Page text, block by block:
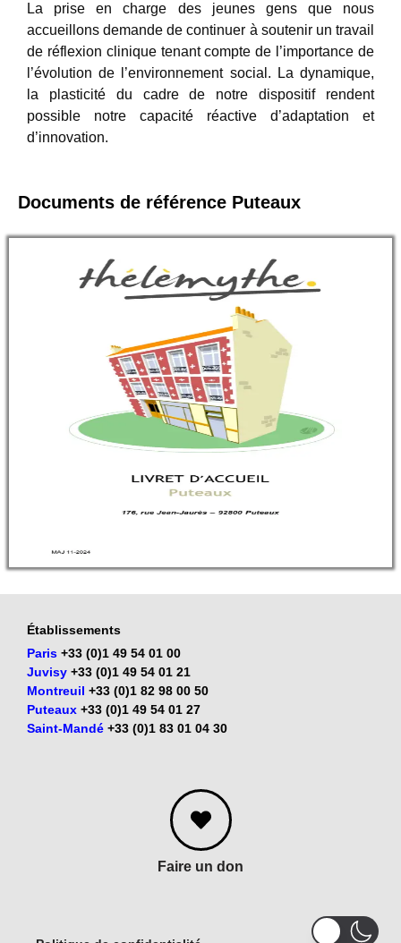
La prise en charge des jeunes gens que nous
accueillons demande de continuer à soutenir un travail
de réflexion clinique tenant compte de l’importance de
l’évolution de l’environnement social. La dynamique,
la plasticité du cadre de notre dispositif rendent
possible notre capacité réactive d’adaptation et
d’innovation.
Documents de référence Puteaux
Établissements
Paris +33 (0)1 49 54 01 00
Juvisy +33 (0)1 49 54 01 21
Montreuil +33 (0)1 82 98 00 50
Puteaux +33 (0)1 49 54 01 27
Saint-Mandé +33 (0)1 83 01 04 30
Faire un don